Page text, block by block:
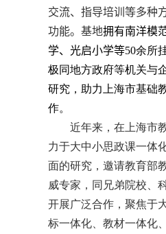
交流、指导培训等多种
功能。基地拥有南洋模
学、光启小学等50余所
极同地方政府等机关与
研究，助力上海市基础
作。
近年来，在上海市
力于大中小思政课一体
面的研究，邀请教育部
威专家，同兄弟院校、
开展广泛合作，聚焦于
标一体化、教材一体化